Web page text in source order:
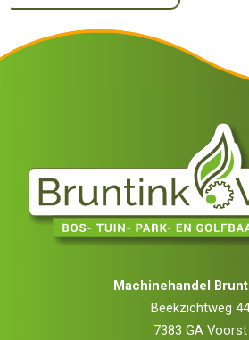
Machinehandel
Beekzichtweg 44
7383 GA Voorst